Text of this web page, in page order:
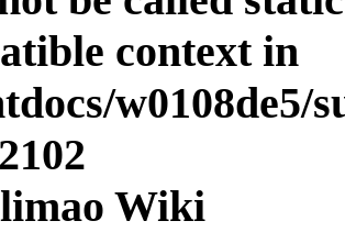
context in
w0108de5/
2102
Wiki